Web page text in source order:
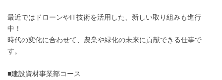
最近ではドローンやIT技術を活用した、新しい取り組みも進行
中！
時代の変化に合わせて、農業や緑化の未来に貢献できる仕事で
す。
■建設資材事業部コース